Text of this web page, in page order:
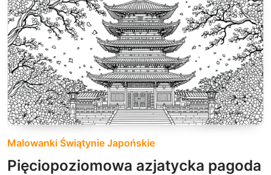
Malowanki Świątynie Japońskie
Pięciopoziomowa azjatycka pagoda